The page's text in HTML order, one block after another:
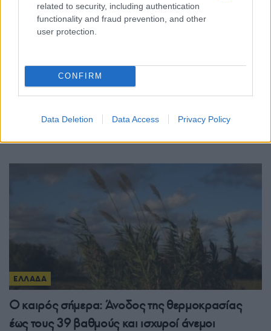
related to security, including authentication
functionality and fraud prevention, and other
user protection.
CONFIRM
Data Deletion Data Access Privacy Policy
Δυτική Αττική: Σε εξέλιξη οι αυτοψίες και οι
8/08/2026 - 8:57πμ
ΕΛΛΑΔΑ
Ο καιρός σήμερα: Άνοδος της θερμοκρασίας
έως τους 39 βαθμούς και ισχυροί άνεμοι